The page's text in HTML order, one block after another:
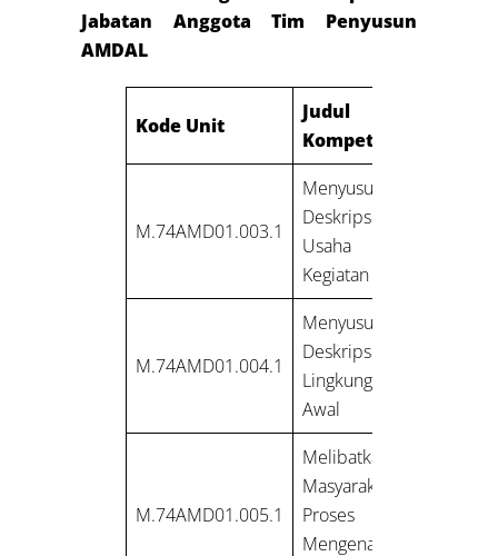
Jabatan Anggota Tim Penyusun
AMDAL
Kode Unit
Judul Unit
Kompetensi
M.74AMD01.003.1
Menyusun
Deskripsi Rencana
Usaha dan/atau
Kegiatan
M.74AMD01.004.1
Menyusun
Deskripsi Rona
Lingkungan Hidup
Awal
M.74AMD01.005.1
Melibatkan
Masyarakat dalam
Proses Analisis
Mengenai Dampak